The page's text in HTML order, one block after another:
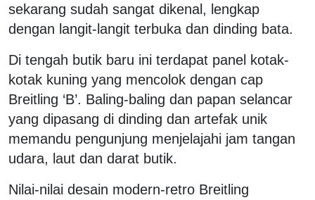
sekarang sudah sangat dikenal, lengkap
dengan langit-langit terbuka dan dinding bata.
Di tengah butik baru ini terdapat panel kotak-
kotak kuning yang mencolok dengan cap
Breitling ‘B’. Baling-baling dan papan selancar
yang dipasang di dinding dan artefak unik
memandu pengunjung menjelajahi jam tangan
udara, laut dan darat butik.
Nilai-nilai desain modern-retro Breitling